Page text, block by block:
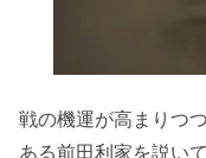
戦の機運が高まりつ
ある前田利家を説い